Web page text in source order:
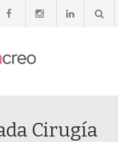
Cirugía